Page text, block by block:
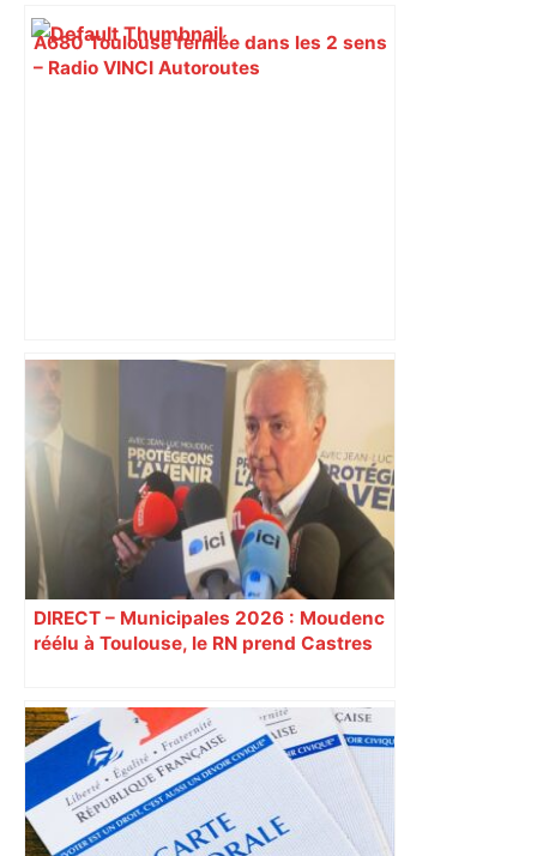
A680 Toulouse fermée dans les 2 sens
– Radio VINCI Autoroutes
Une nouvelle tête intègre la
gouvernance d'Airbus : qui est le
nouveau stratège du groupe ? – Actu.fr
DIRECT – Municipales 2026 : Moudenc
réélu à Toulouse, le RN prend Castres